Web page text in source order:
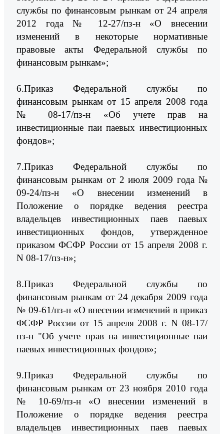
службы по финансовым рынкам от 24 апреля
2012 года № 12-27/пз-н «О внесении
изменений в некоторые нормативные
правовые акты Федеральной службы по
финансовым рынкам»;
6.Приказ Федеральной службы по
финансовым рынкам от 15 апреля 2008 года
№ 08-17/пз-н «Об учете прав на
инвестиционные паи паевых инвестиционных
фондов»;
7.Приказ Федеральной службы по
финансовым рынкам от 2 июля 2009 года №
09-24/пз-н «О внесении изменений в
Положение о порядке ведения реестра
владельцев инвестиционных паев паевых
инвестиционных фондов, утвержденное
приказом ФСФР России от 15 апреля 2008 г.
N 08-17/пз-н»;
8.Приказ Федеральной службы по
финансовым рынкам от 24 декабря 2009 года
№ 09-61/пз-н «О внесении изменений в приказ
ФСФР России от 15 апреля 2008 г. N 08-17/
пз-н "Об учете прав на инвестиционные паи
паевых инвестиционных фондов»;
9.Приказ Федеральной службы по
финансовым рынкам от 23 ноября 2010 года
№ 10-69/пз-н «О внесении изменений в
Положение о порядке ведения реестра
владельцев инвестиционных паев паевых